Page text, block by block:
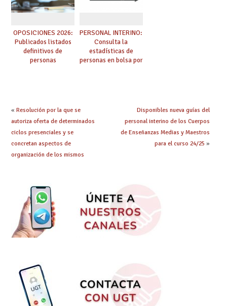
OPOSICIONES 2026:
Publicados listados
definitivos de
personas
PERSONAL INTERINO:
Consulta la
estadísticas de
personas en bolsa por
« Resolución por la que se
autoriza oferta de determinados
ciclos presenciales y se
concretan aspectos de
organización de los mismos
Disponibles nueva guías del
personal interino de los Cuerpos
de Enseñanzas Medias y Maestros
para el curso 24/25 »